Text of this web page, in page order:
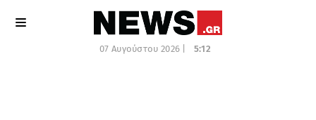
07 Αυγούστου 2026 | 5:12